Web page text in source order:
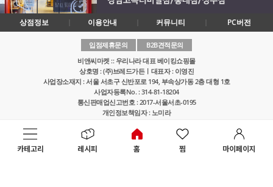
카테고리 레시피 홈 찜 마이페이지
상점정보 이용안내 커뮤니티 PC버전
입점제휴문의
B2B견적문의
비앤씨마켓 :: 우리나라 대표 베이킹쇼핑몰
상호명 : (주)브레드가든ㅣ대표자 : 이영진
사업장소재지 : 서울 서초구 신반포로 194, 부속상가동 2층 대형 1호
사업자등록No. : 314-81-18204
통신판매업신고번호 : 2017-서울서초-0195
개인정보책임자 : 노미라
Copyright 1995~2016 Bread Garden Co., Ltd All right Reserved.